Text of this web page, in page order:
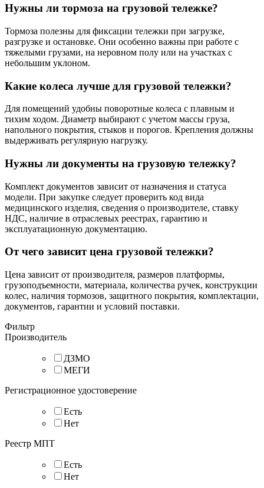
Нужны ли тормоза на грузовой тележке?
Тормоза полезны для фиксации тележки при загрузке,
разгрузке и остановке. Они особенно важны при работе с
тяжелыми грузами, на неровном полу или на участках с
небольшим уклоном.
Какие колеса лучше для грузовой тележки?
Для помещений удобны поворотные колеса с плавным и
тихим ходом. Диаметр выбирают с учетом массы груза,
напольного покрытия, стыков и порогов. Крепления должны
выдерживать регулярную нагрузку.
Нужны ли документы на грузовую тележку?
Комплект документов зависит от назначения и статуса
модели. При закупке следует проверить код вида
медицинского изделия, сведения о производителе, ставку
НДС, наличие в отраслевых реестрах, гарантию и
эксплуатационную документацию.
От чего зависит цена грузовой тележки?
Цена зависит от производителя, размеров платформы,
грузоподъемности, материала, количества ручек, конструкции
колес, наличия тормозов, защитного покрытия, комплектации,
документов, гарантии и условий поставки.
Фильтр
Производитель
ДЗМО
МЕГИ
Регистрационное удостоверение
Есть
Нет
Реестр МПТ
Есть
Нет